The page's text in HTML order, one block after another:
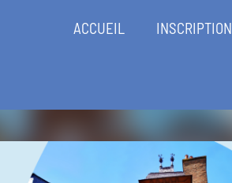
ACCUEIL INSCRIPTION